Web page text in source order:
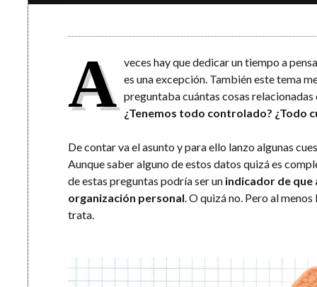
A veces hay que dedicar un tiempo a
es una excepción. También este tema
preguntaba cuántas cosas
¿Tenemos todo controlado? ¿Todo
De contar va el asunto y para ello lanzo algunas
Aunque saber alguno de estos datos quizá es
de estas preguntas podría ser un indicador de
organización personal. O quizá no. Pero al
trata.